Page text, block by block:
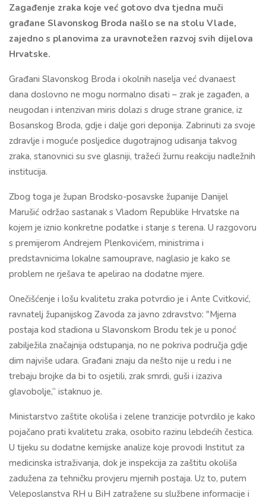
Zagađenje zraka koje već gotovo dva tjedna muči
građane Slavonskog Broda našlo se na stolu Vlade,
zajedno s planovima za uravnotežen razvoj svih dijelova
Hrvatske.
Građani Slavonskog Broda i okolnih naselja već dvanaest
dana doslovno ne mogu normalno disati – zrak je zagađen, a
neugodan i intenzivan miris dolazi s druge strane granice, iz
Bosanskog Broda, gdje i dalje gori deponija. Zabrinuti za svoje
zdravlje i moguće posljedice dugotrajnog udisanja takvog
zraka, stanovnici su sve glasniji, tražeći žurnu reakciju nadležnih
institucija.
Zbog toga je župan Brodsko-posavske županije Danijel
Marušić održao sastanak s Vladom Republike Hrvatske na
kojem je iznio konkretne podatke i stanje s terena. U razgovoru
s premijerom Andrejem Plenkovićem, ministrima i
predstavnicima lokalne samouprave, naglasio je kako se
problem ne rješava te apelirao na dodatne mjere.
Onečišćenje i lošu kvalitetu zraka potvrdio je i Ante Cvitković,
ravnatelj županijskog Zavoda za javno zdravstvo: "Mjerna
postaja kod stadiona u Slavonskom Brodu tek je u ponoć
zabilježila značajnija odstupanja, no ne pokriva područja gdje
dim najviše udara. Građani znaju da nešto nije u redu i ne
trebaju brojke da bi to osjetili, zrak smrdi, guši i izaziva
glavobolje,“ istaknuo je.
Ministarstvo zaštite okoliša i zelene tranzicije potvrdilo je kako
pojačano prati kvalitetu zraka, osobito razinu lebdećih čestica.
U tijeku su dodatne kemijske analize koje provodi Institut za
medicinska istraživanja, dok je inspekcija za zaštitu okoliša
zadužena za tehničku provjeru mjernih postaja. Uz to, putem
Veleposlanstva RH u BiH zatražene su službene informacije i